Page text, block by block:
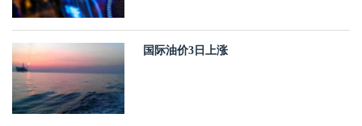
国际油价3日上涨